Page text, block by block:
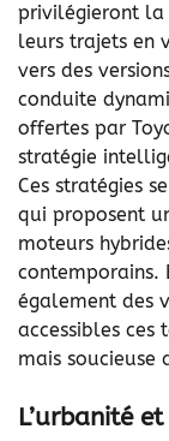
privilégieront la
leurs trajets en
vers des
conduite
offertes par
stratégie
Ces stratégies
qui proposent
moteurs
contemporains.
également des
accessibles ces
mais soucieuse
L’urbanité